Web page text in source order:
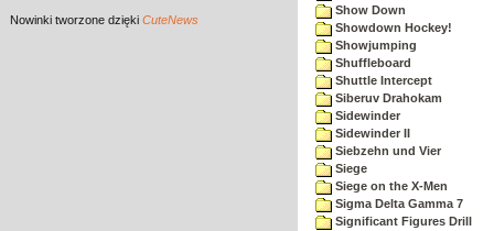
Nowinki tworzone dzięki CuteNews
Show Down
Showdown Hockey!
Showjumping
Shuffleboard
Shuttle Intercept
Siberuv Drahokam
Sidewinder
Sidewinder II
Siebzehn und Vier
Siege
Siege on the X-Men
Sigma Delta Gamma 7
Significant Figures Drill